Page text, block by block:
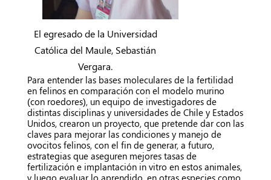
El egresado de la Universidad
Católica del Maule, Sebastián
Vergara.
Para entender las bases moleculares de la fertilidad
en felinos en comparación con el modelo murino
(con roedores), un equipo de investigadores de
distintas disciplinas y universidades de Chile y Estados
Unidos, crearon un proyecto, que pretende dar con las
claves para mejorar las condiciones y manejo de
ovocitos felinos, con el fin de generar, a futuro,
estrategias que aseguren mejores tasas de
fertilización e implantación in vitro en estos animales,
y luego evaluar lo aprendido, en otras especies como